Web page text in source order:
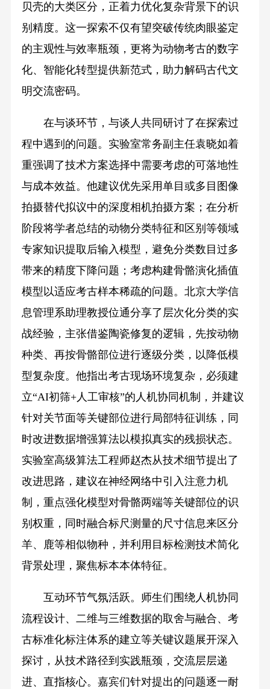
贝壳的大类区分，正着力优化复杂背景下的识
别精度。这一探索不仅有望突破传统肉眼鉴定
的主观性与效率瓶颈，更将为动物考古的数字
化、智能化转型提供新范式，助力解码古代文
明交流密码。
在与谈环节，与谈人共同研讨了在探索过
程中遇到的问题。实验室常务副主任袁晓如着
重强调了技术方案选择中需要考虑的可落地性
与成本效益。他建议优先采用单目或多目图像
拍摄替代拟议中的深度相机拍摄方案；在分析
阶段将学者总结的动物分类特征和区别等领域
专家知识提取后输入模型，避免分类数目过多
带来的精度下降问题；考虑构建骨骼演化插值
模型以适应考古样本稀疏的问题。北京大学信
息管理系助理教授位通分享了层次化分类的实
战经验，主张借鉴陶瓷修复的逻辑，先按动物
种类、再按骨骼部位进行逐级分类，以降低模
型复杂度。他指出考古现场环境复杂，必须建
立“AI初筛+人工审核”的人机协同机制，并建议
针对关节面等关键部位进行局部特征训练，同
时改进数据增强算法以模拟真实的残损状态。
实验室高级算法工程师赵杰从技术细节提出了
改进思路，建议在神经网络中引入注意力机
制，重点强化模型对骨骼两端等关键部位的识
别权重，同时融合标尺测量的尺寸信息来区分
羊、鹿等相似物种，并利用目标检测技术简化
背景处理，聚焦标本本体特征。
互动环节气氛活跃。师生们围绕人机协同
流程设计、二维与三维数据的取舍与融合、考
古标准化标注体系的建立等关键议题展开深入
探讨，从技术路径到实践瓶颈，交流层层递
进、直指核心。嘉宾们针对提出的问题逐一耐